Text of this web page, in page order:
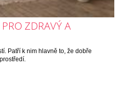
ZDRAVÝ A
Patří k nim hlavně to, že dobře